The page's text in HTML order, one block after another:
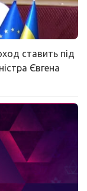
ставить під
Євгена